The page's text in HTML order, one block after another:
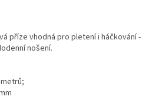
příze vhodná pro pletení i háčkování -
nošení.
metrů;